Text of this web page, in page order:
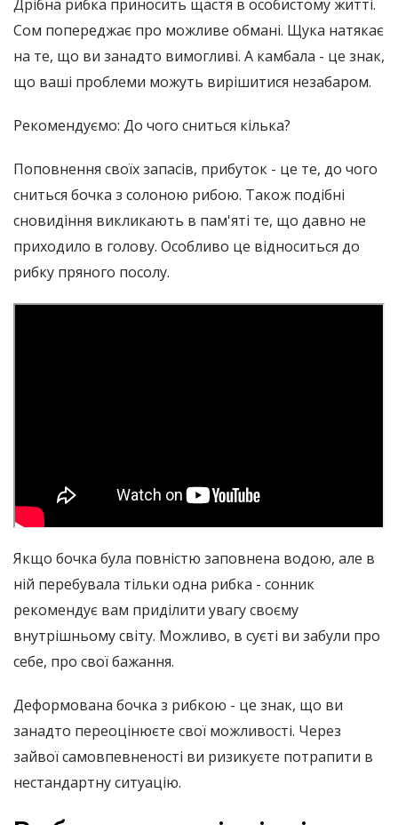
Дрібна рибка приносить щастя в особистому житті.
Сом попереджає про можливе обмані. Щука натякає
на те, що ви занадто вимогливі. А камбала - це знак,
що ваші проблеми можуть вирішитися незабаром.
Рекомендуємо: До чого сниться кілька?
Поповнення своїх запасів, прибуток - це те, до чого
сниться бочка з солоною рибою. Також подібні
сновидіння викликають в пам'яті те, що давно не
приходило в голову. Особливо це відноситься до
рибку пряного посолу.
Якщо бочка була повністю заповнена водою, але в
ній перебувала тільки одна рибка - сонник
рекомендує вам приділити увагу своєму
внутрішньому світу. Можливо, в суєті ви забули про
себе, про свої бажання.
Деформована бочка з рибкою - це знак, що ви
занадто переоцінюєте свої можливості. Через
зайвої самовпевненості ви ризикуєте потрапити в
нестандартну ситуацію.